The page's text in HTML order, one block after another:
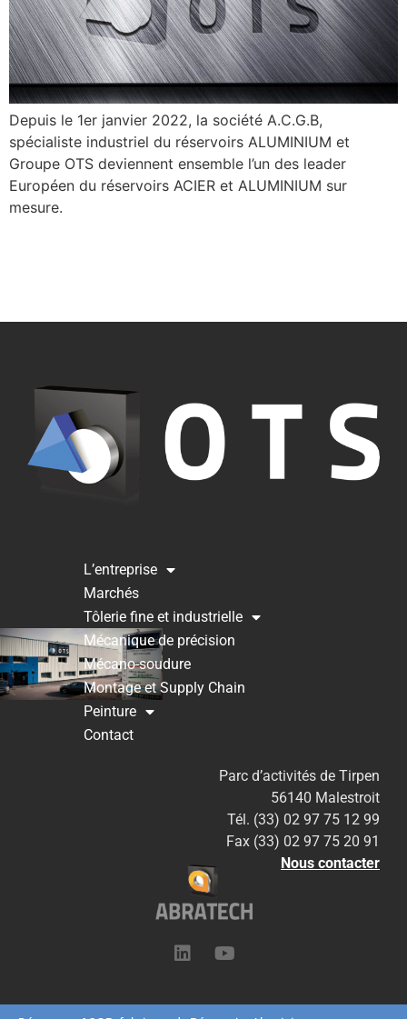
Depuis le 1er janvier 2022, la société A.C.G.B,
spécialiste industriel du réservoirs ALUMINIUM et
Groupe OTS deviennent ensemble l’un des leader
Européen du réservoirs ACIER et ALUMINIUM sur
mesure.
L’entreprise
Marchés
Tôlerie fine et industrielle
Mécanique de précision
Mécano-soudure
Montage et Supply Chain
Peinture
Contact
Parc d’activités de Tirpen
56140 Malestroit
Tél. (33) 02 97 75 12 99
Fax (33) 02 97 75 20 91
Nous contacter